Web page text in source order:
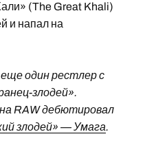
(The Great Khali)
и напал на
еще один рестлер с
злодей».
RAW дебютировал
злодей» — Умага.